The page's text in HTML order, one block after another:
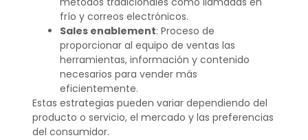
frío y correos electrónicos.
Sales enablement: Proceso de
proporcionar al equipo de ventas las
herramientas, información y contenido
necesarios para vender más
eficientemente.
Estas estrategias pueden variar dependiendo del
producto o servicio, el mercado y las preferencias
del consumidor.